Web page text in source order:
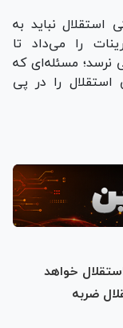
استقلال نباید به
را می‌داد تا
نرسد؛ مسئله‌ای که
استقلال را در پی
خواهد
ضربه